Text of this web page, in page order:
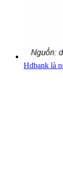
Hdbank là